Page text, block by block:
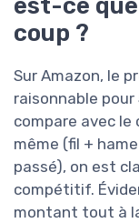
est-ce
coup ?
Sur Amazon, le
raisonnable pour
compare avec
même (fil +
passé), on est
compétitif.
montant tout à